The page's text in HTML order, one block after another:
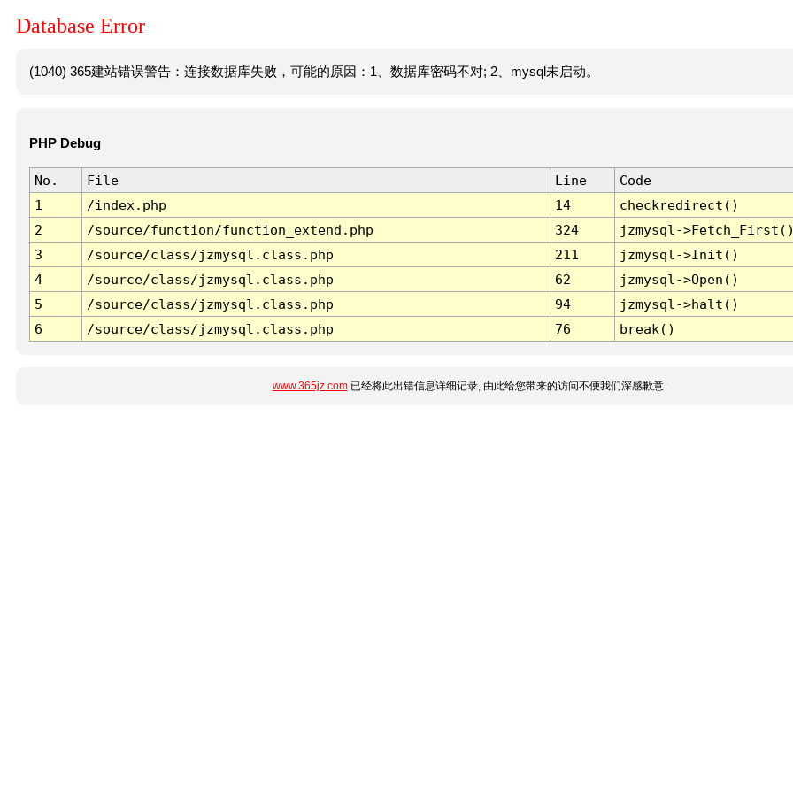
Database Error
(1040) 365建站错误警告：连接数据库失败，可能的原因：1、数据库密码不对; 2、mysql未启动。
PHP Debug
No. File Line
Code
1
/index.php 14
checkredirect()
2
/source/function/function_extend.php 324
jzmysql-
3
/source/class/jzmysql.class.php 211
jzmysql->Init()
4
/source/class/jzmysql.class.php 62
jzmysql->Open()
5
/source/class/jzmysql.class.php 94
jzmysql->halt()
6
/source/class/jzmysql.class.php 76 break()
www.365jz.com已经将此出错信息详细记录, 由此给您带来的访问不便我们深感歉意.